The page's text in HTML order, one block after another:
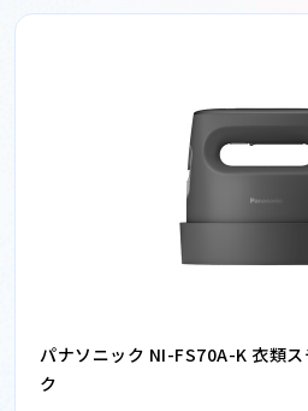
パナソニック NI-FS70A-K 衣類
ク